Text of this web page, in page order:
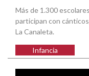
Más de 1.300
participan con
La Canaleta.
Infancia